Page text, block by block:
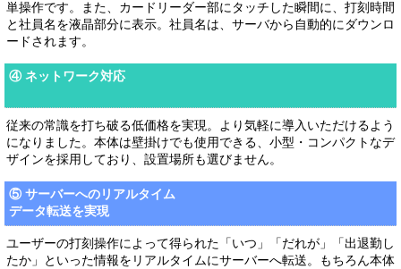
単操作です。また、カードリーダー部にタッチした瞬間に、打刻時間
と社員名を液晶部分に表示。社員名は、サーバから自動的にダウンロ
ードされます。
④ ネットワーク対応
従来の常識を打ち破る低価格を実現。より気軽に導入いただけるよう
になりました。本体は壁掛けでも使用できる、小型・コンパクトなデ
ザインを採用しており、設置場所も選びません。
⑤ サーバーへのリアルタイム
データ転送を実現
ユーザーの打刻操作によって得られた「いつ」「だれが」「出退勤し
たか」といった情報をリアルタイムにサーバーへ転送。もちろん本体